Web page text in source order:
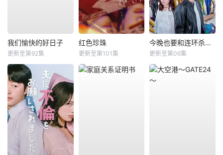
我们愉快的好日子
更新至第92集
红色珍珠
更新至第101集
今晚也要和连环杀手约会
更新至第06集